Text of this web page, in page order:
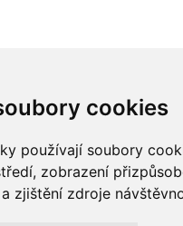
cookies
používají soubory
zobrazení
zjištění zdroje